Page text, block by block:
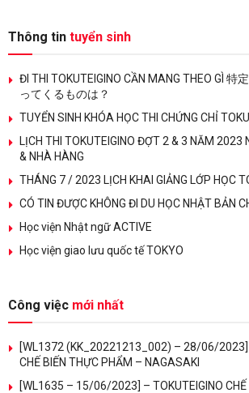
Thông tin tuyển sinh
ĐI THI TOKUTEIGINO CẦN MANG THEO GÌ 特
ってくるものは？
TUYỂN SINH KHÓA HỌC THI CHỨNG CHỈ
LỊCH THI TOKUTEIGINO ĐỢT 2 & 3 NĂM 2023
& NHÀ HÀNG
THÁNG 7 / 2023 LỊCH KHAI GIẢNG LỚP HỌC
CÓ TIN ĐƯỢC KHÔNG ĐI DU HỌC NHẬT BẢN
Học viện Nhật ngữ ACTIVE
Học viện giao lưu quốc tế TOKYO
Công việc mới nhất
[WL1372 (KK_20221213_002) – 28/06/2023]
CHẾ BIẾN THỰC PHẨM – NAGASAKI
[WL1635 – 15/06/2023] – TOKUTEIGINO CHẾ